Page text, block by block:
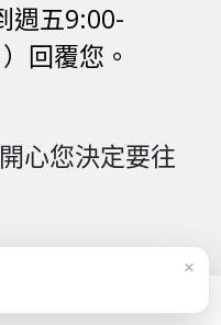
週五9:00-
回覆您。
心您決定要往
×